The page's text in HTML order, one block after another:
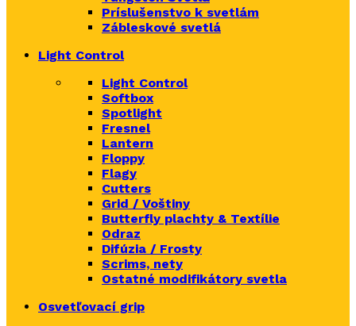
Príslušenstvo k svetlám
Zábleskové svetlá
Light Control
Light Control
Softbox
Spotlight
Fresnel
Lantern
Floppy
Flagy
Cutters
Grid / Voštiny
Butterfly plachty & Textílie
Odraz
Difúzia / Frosty
Scrims, nety
Ostatné modifikátory svetla
Osvetľovací grip